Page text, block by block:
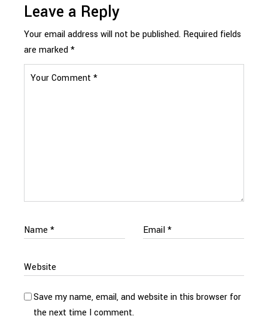
Leave a Reply
Your email address will not be published. Required fields
are marked*
Save my name, email, and website in this browser for
the next time I comment.